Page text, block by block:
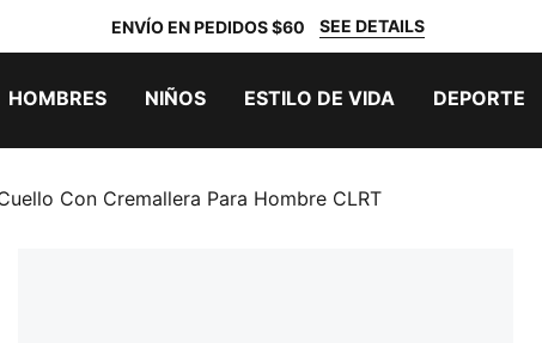
ENVÍO EN PEDIDOS $60 SEE DETAILS
HOMBRES NIÑOS ESTILO DE VIDA DEPORTE
Con Cremallera Para Hombre CLRT